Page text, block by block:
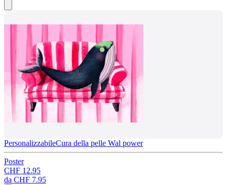
PersonalizzabileCura della pelle Wal power
Poster
CHF 12.95
da CHF 7.95